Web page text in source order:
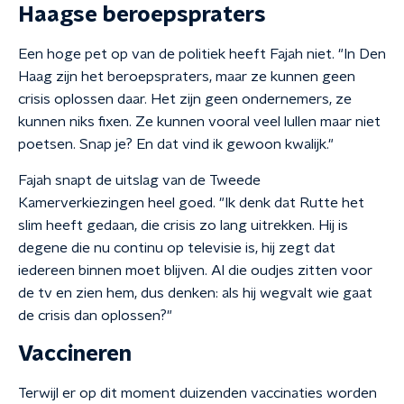
Haagse beroepspraters
Een hoge pet op van de politiek heeft Fajah niet. "In Den
Haag zijn het beroepspraters, maar ze kunnen geen
crisis oplossen daar. Het zijn geen ondernemers, ze
kunnen niks fixen. Ze kunnen vooral veel lullen maar niet
poetsen. Snap je? En dat vind ik gewoon kwalijk."
Fajah snapt de uitslag van de Tweede
Kamerverkiezingen heel goed. "Ik denk dat Rutte het
slim heeft gedaan, die crisis zo lang uitrekken. Hij is
degene die nu continu op televisie is, hij zegt dat
iedereen binnen moet blijven. Al die oudjes zitten voor
de tv en zien hem, dus denken: als hij wegvalt wie gaat
de crisis dan oplossen?"
Vaccineren
Terwijl er op dit moment duizenden vaccinaties worden